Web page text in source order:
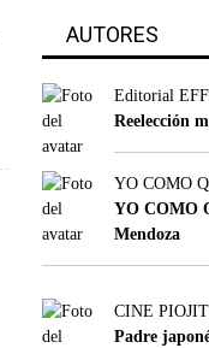
AUTORES
Editorial
Reelección
YO COMO
YO COMO
Mendoza
CINE
Padre